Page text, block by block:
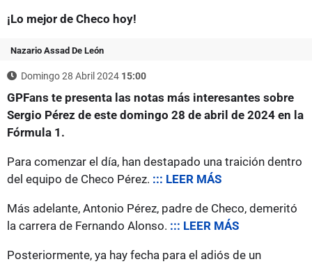
¡Lo mejor de Checo hoy!
Nazario Assad De León
Domingo 28 Abril 2024 15:00
GPFans te presenta las notas más interesantes sobre
Sergio Pérez de este domingo 28 de abril de 2024 en la
Fórmula 1.
Para comenzar el día, han destapado una traición dentro
del equipo de Checo Pérez. ::: LEER MÁS
Más adelante, Antonio Pérez, padre de Checo, demeritó
la carrera de Fernando Alonso. ::: LEER MÁS
Posteriormente, ya hay fecha para el adiós de un